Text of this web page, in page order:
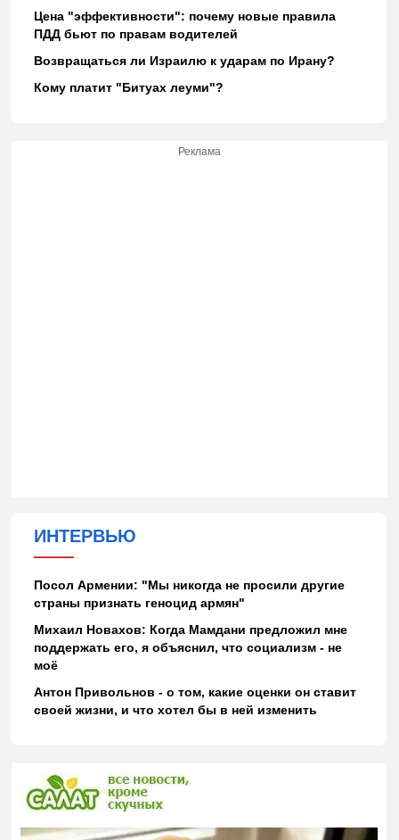
Цена "эффективности": почему новые правила
ПДД бьют по правам водителей
Возвращаться ли Израилю к ударам по Ирану?
Кому платит "Битуах леуми"?
Реклама
ИНТЕРВЬЮ
Посол Армении: "Мы никогда не просили другие
страны признать геноцид армян"
Михаил Новахов: Когда Мамдани предложил мне
поддержать его, я объяснил, что социализм - не
моё
Антон Привольнов - о том, какие оценки он ставит
своей жизни, и что хотел бы в ней изменить